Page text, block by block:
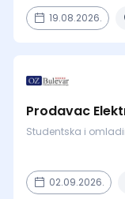
19.08.2026.
Prodavac
Studentska i
02.09.2026.